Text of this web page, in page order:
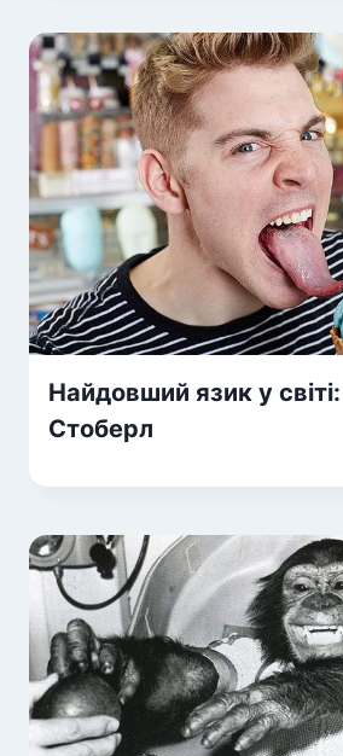
Найдовший язик у
Стоберл